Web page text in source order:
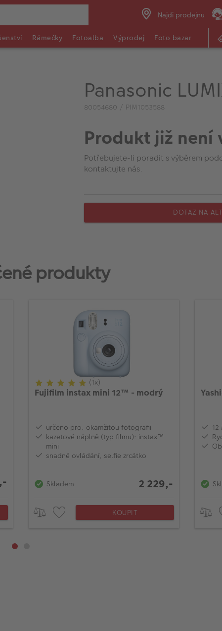
Najdi prodejnu
Rámečky Fotoalba Výprodej Foto bazar
Panasonic
80054680 / PIM1053588
Produkt již není
Potřebujete-li poradit s výběrem
kontaktujte nás.
DOTAZ NA
produkty
(1x)
Fujifilm instax mini 12™ - modrý
určeno pro: okamžitou fotografii
kazetové náplně (typ filmu): instax™
mini
snadné ovládání, selfie zrcátko
Skladem 2 229,-
KOUPIT